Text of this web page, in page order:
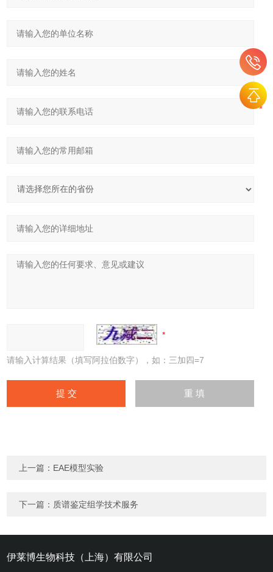
请输入计算结果（填写阿拉伯数字），如：三加四=7
上一篇： EAE模型实验
下一篇： 质谱鉴定组学技术服务
伊莱博生物科技（上海）有限公司